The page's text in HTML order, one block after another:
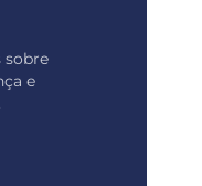
sobre
e